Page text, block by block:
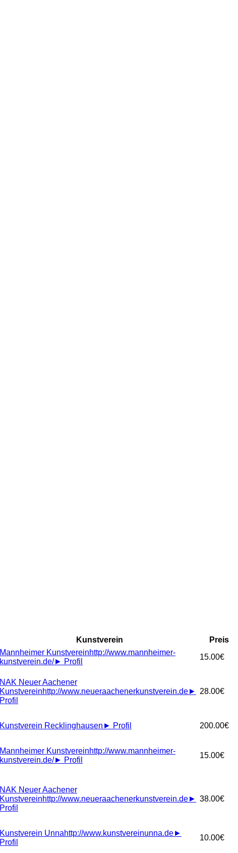
Kunstverein
Preis
Mannheimer Kunstvereinhttp://www.mannheimer-
kunstverein.de/► Profil
15.00€
NAK Neuer Aachener
Kunstvereinhttp://www.neueraachenerkunstverein.de►
Profil
28.00€
Kunstverein Recklinghausen ► Profil 200.00€
Mannheimer Kunstvereinhttp://www.mannheimer-
kunstverein.de/► Profil
15.00€
NAK Neuer Aachener
Kunstvereinhttp://www.neueraachenerkunstverein.de►
Profil
38.00€
Kunstverein Unnahttp://www.kunstvereinunna.de►
Profil
10.00€